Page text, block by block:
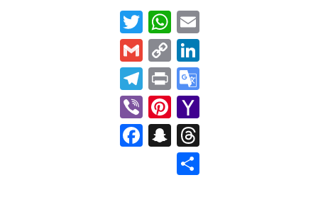
Email
WhatsApp
Twitter
LinkedIn
Copy
Link
Gmail
Google
Translate
Print
Telegram
Yahoo
Mail
Pinterest
Viber
Threads
Snapchat
Facebook
Share